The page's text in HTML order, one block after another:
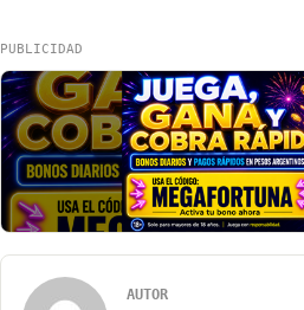
PUBLICIDAD
AUTOR